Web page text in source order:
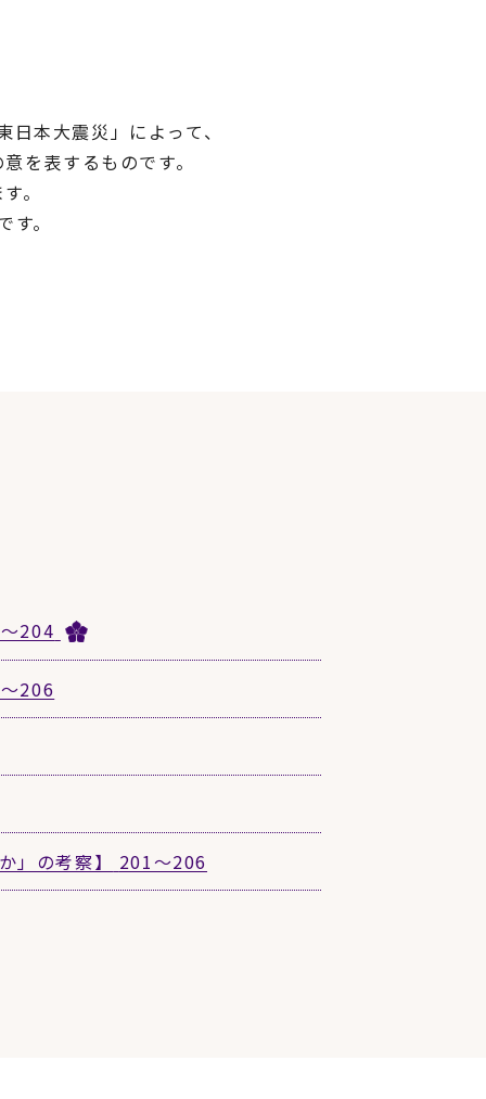
本大震災」によって、
を表するものです。
。
。
204
206
の考察】 201〜206